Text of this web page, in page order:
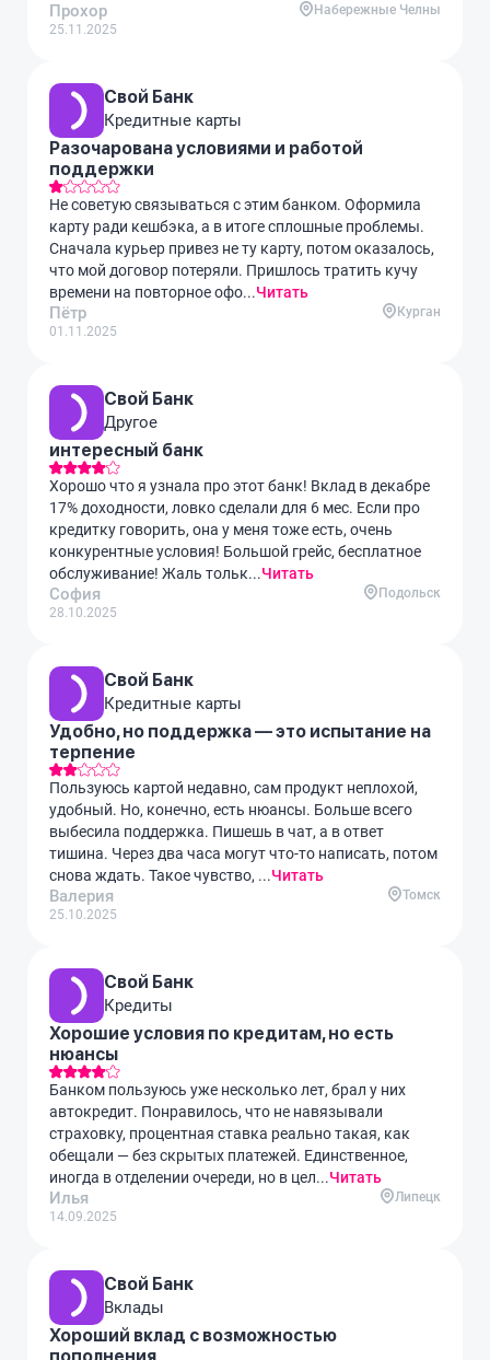
Прохор
25.11.2025
Набережные Челны
Свой Банк
Кредитные карты
Разочарована условиями и работой
поддержки
Не советую связываться с этим банком. Оформила
карту ради кешбэка, а в итоге сплошные проблемы.
Сначала курьер привез не ту карту, потом оказалось,
что мой договор потеряли. Пришлось тратить кучу
времени на повторное офо...Читать
Пётр
01.11.2025
Курган
Свой Банк
Другое
интересный банк
Хорошо что я узнала про этот банк! Вклад в декабре
17% доходности, ловко сделали для 6 мес. Если про
кредитку говорить, она у меня тоже есть, очень
конкурентные условия! Большой грейс, бесплатное
обслуживание! Жаль тольк...Читать
София
28.10.2025
Подольск
Свой Банк
Кредитные карты
Удобно, но поддержка — это испытание на
терпение
Пользуюсь картой недавно, сам продукт неплохой,
удобный. Но, конечно, есть нюансы. Больше всего
выбесила поддержка. Пишешь в чат, а в ответ
тишина. Через два часа могут что-то написать, потом
снова ждать. Такое чувство, ...Читать
Валерия
25.10.2025
Томск
Свой Банк
Кредиты
Хорошие условия по кредитам, но есть
нюансы
Банком пользуюсь уже несколько лет, брал у них
автокредит. Понравилось, что не навязывали
страховку, процентная ставка реально такая, как
обещали — без скрытых платежей. Единственное,
иногда в отделении очереди, но в цел...Читать
Илья
14.09.2025
Липецк
Свой Банк
Вклады
Хороший вклад с возможностью